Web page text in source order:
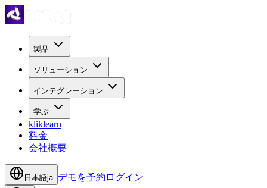
製品
ソリューション
インテグレーション
学ぶ
kliklearn
料金
会社概要
日本語ja デモを予約 ログイン